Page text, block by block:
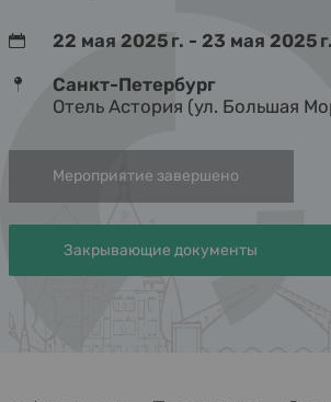
22 мая 2025 г. - 23 мая 2025 г.
Санкт-Петербург
Отель Астория (ул. Большая
Мероприятие завершено
Закрывающие документы